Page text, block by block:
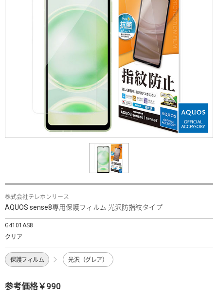
株式会社テレホンリース
AQUOS sense8専用保護フィルム 光沢防指紋タイプ
G4101AS8
クリア
保護フィルム 光沢（グレア）
参考価格￥990